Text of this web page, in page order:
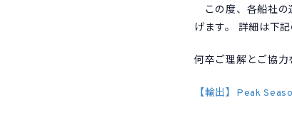
この度、各船社の
げます。 詳細は下
何卒ご理解とご協力
【輸出】Peak